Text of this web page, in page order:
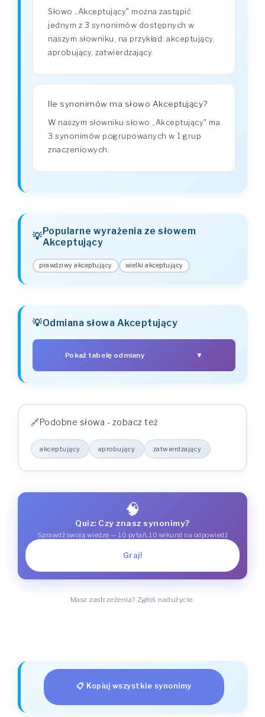
Słowo „Akceptujący" można zastąpić
jednym z 3 synonimów dostępnych w
naszym słowniku, na przykład: akceptujący,
aprobujący, zatwierdzający.
Ile synonimów ma słowo Akceptujący?
W naszym słowniku słowo „Akceptujący" ma
3 synonimów pogrupowanych w 1 grup
znaczeniowych.
Popularne wyrażenia ze słowem
Akceptujący
prawdziwy akceptujący wielki akceptujący
Odmiana słowa Akceptujący
Pokaż tabelę odmiany ▼
Biernik (kogo? co?) akceptujący akceptującyy
Narzędnik (z kim? z czym?) akceptującyem akceptującyami
Miejscownik (o kim? o czym?) akceptującyie akceptującyach
Podobne słowa - zobacz też
akceptujący aprobujący zatwierdzający
🧠
Quiz: Czy znasz synonimy?
Sprawdź swoją wiedzę — 10 pytań, 10 sekund na odpowiedź
Graj!
Masz zastrzeżenia? Zgłoś nadużycie.
📋 Kopiuj wszystkie synonimy